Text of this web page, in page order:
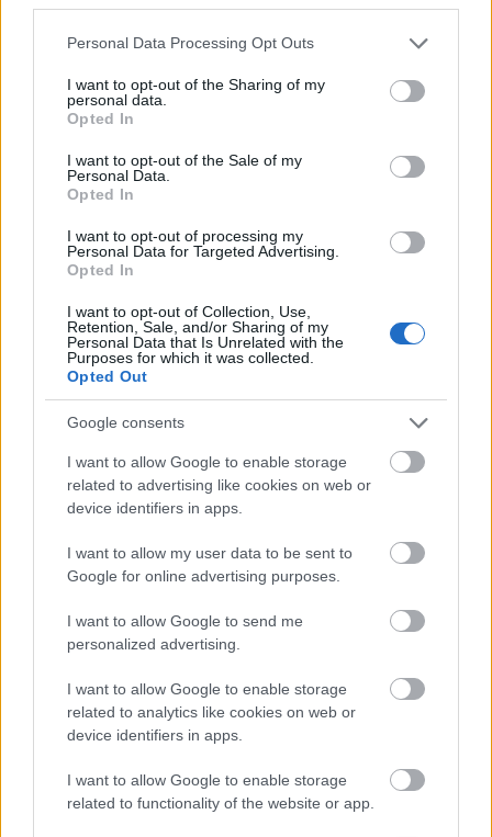
Please note that this website/app uses one or more Google
not limited to your visit or usage behaviour. You may click to
grant or deny consent to Google and its third-party tags to
use your data for below specified purposes in below Google
consent section.
Personal Data Processing Opt Outs
I want to opt-out of the Sharing of my
personal data.
Opted In
I want to opt-out of the Sale of my
Personal Data.
Opted In
I want to opt-out of processing my
Personal Data for Targeted Advertising.
Opted In
I want to opt-out of Collection, Use,
Retention, Sale, and/or Sharing of my
Personal Data that Is Unrelated with the
Purposes for which it was collected.
Opted Out
Google consents
I want to allow Google to enable storage
related to advertising like cookies on web or
device identifiers in apps.
I want to allow my user data to be sent to
Google for online advertising purposes.
I want to allow Google to send me
personalized advertising.
I want to allow Google to enable storage
related to analytics like cookies on web or
device identifiers in apps.
I want to allow Google to enable storage
related to functionality of the website or app.
Vasárnap Nógrádot is eléri a legmagasabb
figyelmeztetés
MAGYAR ÉPÍTŐK
műemlékfelújítás műemlék restaurálás
Történelmi táj, amelynek minden köve mesél –
megújul a tatai Angolkert
A projekt részeként megújulnak a területen található
Várkanyarban álló Nepomuki Szent János híd és szobor is.
M1 bővítés: már zajlik a teljesen új
Bicske Kelet csomópont építése